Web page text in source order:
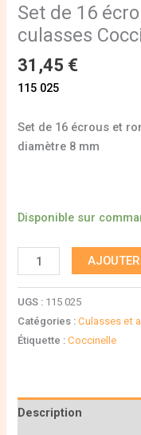
Set de 16
culasses
31,45 €
115 025
Set de 16 écrous et
diamètre 8 mm
Disponible sur
UGS : 115 025
Catégories :Culasses et
Étiquette :Coccinelle
Description